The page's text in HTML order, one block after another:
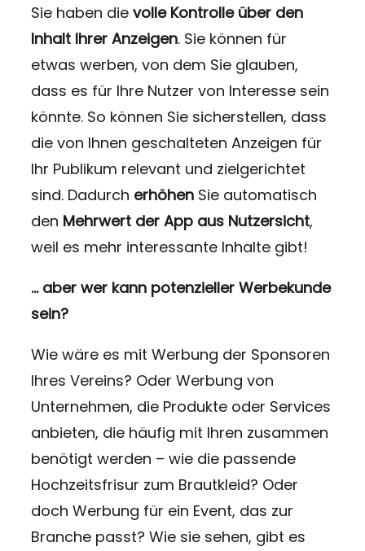
Sie haben die volle Kontrolle über den
Inhalt Ihrer Anzeigen. Sie können für
etwas werben, von dem Sie glauben,
dass es für Ihre Nutzer von Interesse sein
könnte. So können Sie sicherstellen, dass
die von Ihnen geschalteten Anzeigen für
Ihr Publikum relevant und zielgerichtet
sind. Dadurch erhöhen Sie automatisch
den Mehrwert der App aus Nutzersicht,
weil es mehr interessante Inhalte gibt!
… aber wer kann potenzieller Werbekunde
sein?
Wie wäre es mit Werbung der Sponsoren
Ihres Vereins? Oder Werbung von
Unternehmen, die Produkte oder Services
anbieten, die häufig mit Ihren zusammen
benötigt werden – wie die passende
Hochzeitsfrisur zum Brautkleid? Oder
doch Werbung für ein Event, das zur
Branche passt? Wie sie sehen, gibt es